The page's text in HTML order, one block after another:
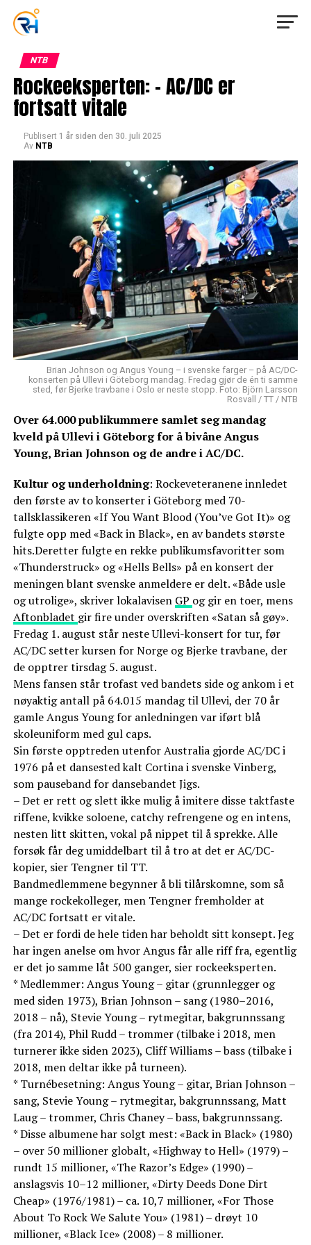
NTB
Rockeeksperten: – AC/DC er
fortsatt vitale
Publisert 1 år siden den 30. juli 2025
Av NTB
Brian Johnson og Angus Young – i svenske farger – på AC/DC-
konserten på Ullevi i Göteborg mandag. Fredag gjør de én ti samme
sted, før Bjerke travbane i Oslo er neste stopp. Foto: Björn Larsson
Rosvall / TT / NTB
Over 64.000 publikummere samlet seg mandag
kveld på Ullevi i Göteborg for å bivåne Angus
Young, Brian Johnson og de andre i AC/DC.
Kultur og underholdning: Rockeveteranene innledet
den første av to konserter i Göteborg med 70-
tallsklassikeren «If You Want Blood (You’ve Got It)» og
fulgte opp med «Back in Black», en av bandets største
hits.Deretter fulgte en rekke publikumsfavoritter som
«Thunderstruck» og «Hells Bells» på en konsert der
meningen blant svenske anmeldere er delt. «Både usle
og utrolige», skriver lokalavisen GP og gir en toer, mens
Aftonbladet gir fire under overskriften «Satan så gøy».
Fredag 1. august står neste Ullevi-konsert for tur, før
AC/DC setter kursen for Norge og Bjerke travbane, der
de opptrer tirsdag 5. august.
Mens fansen står trofast ved bandets side og ankom i et
nøyaktig antall på 64.015 mandag til Ullevi, der 70 år
gamle Angus Young for anledningen var iført blå
skoleuniform med gul caps.
Sin første opptreden utenfor Australia gjorde AC/DC i
1976 på et dansested kalt Cortina i svenske Vinberg,
som pauseband for dansebandet Jigs.
– Det er rett og slett ikke mulig å imitere disse taktfaste
riffene, kvikke soloene, catchy refrengene og en intens,
nesten litt skitten, vokal på nippet til å sprekke. Alle
forsøk får deg umiddelbart til å tro at det er AC/DC-
kopier, sier Tengner til TT.
Bandmedlemmene begynner å bli tilårskomne, som så
mange rockekolleger, men Tengner fremholder at
AC/DC fortsatt er vitale.
– Det er fordi de hele tiden har beholdt sitt konsept. Jeg
har ingen anelse om hvor Angus får alle riff fra, egentlig
er det jo samme låt 500 ganger, sier rockeeksperten.
* Medlemmer: Angus Young – gitar (grunnlegger og
med siden 1973), Brian Johnson – sang (1980–2016,
2018 – nå), Stevie Young – rytmegitar, bakgrunnssang
(fra 2014), Phil Rudd – trommer (tilbake i 2018, men
turnerer ikke siden 2023), Cliff Williams – bass (tilbake i
2018, men deltar ikke på turneen).
* Turnébesetning: Angus Young – gitar, Brian Johnson –
sang, Stevie Young – rytmegitar, bakgrunnssang, Matt
Laug – trommer, Chris Chaney – bass, bakgrunnssang.
* Disse albumene har solgt mest: «Back in Black» (1980)
– over 50 millioner globalt, «Highway to Hell» (1979) –
rundt 15 millioner, «The Razor’s Edge» (1990) –
anslagsvis 10–12 millioner, «Dirty Deeds Done Dirt
Cheap» (1976/1981) – ca. 10,7 millioner, «For Those
About To Rock We Salute You» (1981) – drøyt 10
millioner, «Black Ice» (2008) – 8 millioner.